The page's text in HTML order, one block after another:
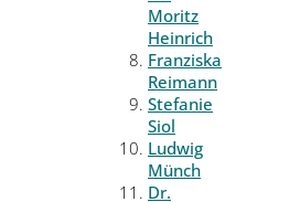
Moritz
Heinrich
Franziska
Reimann
Stefanie
Siol
Ludwig
Münch
Dr.